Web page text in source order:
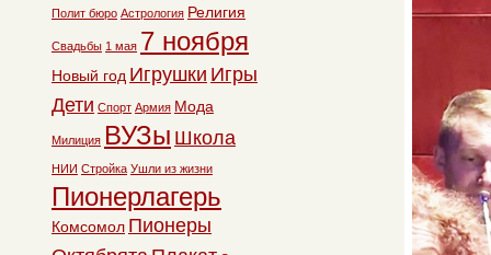
Полит бюро Астрология Религия
Свадьбы 1 мая 7 ноября
Новый год Игрушки Игры
Дети Спорт Армия Мода
Милиция ВУЗы Школа
НИИ Стройка Ушли из жизни
Пионерлагерь
Комсомол Пионеры